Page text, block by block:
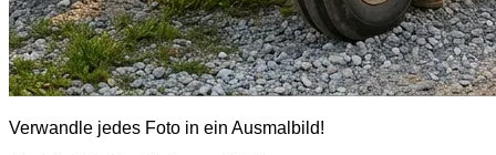
Verwandle jedes Foto in ein Ausmalbild!